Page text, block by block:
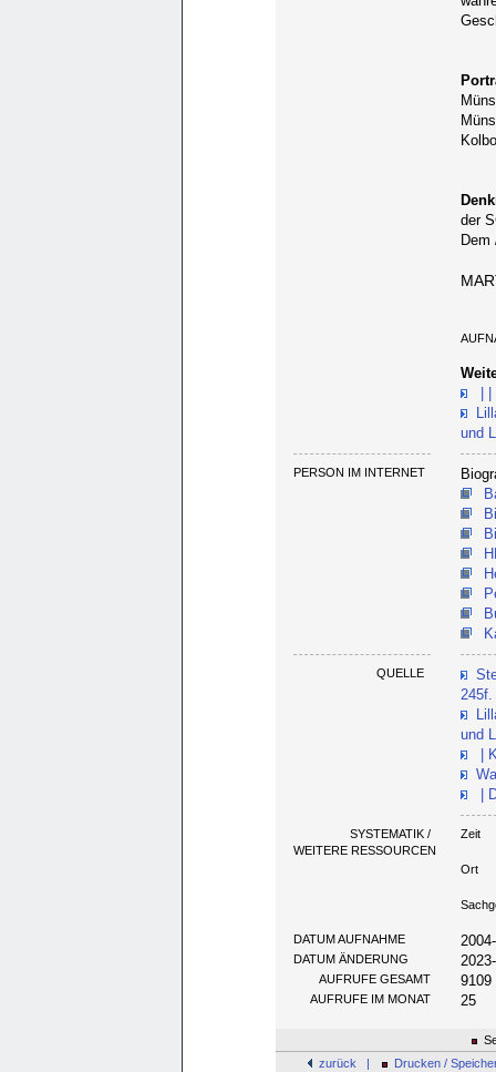
der
Dem
und
PERSON IM INTERNET
QUELLE
245f.
und
|
|
SYSTEMATIK /
WEITERE RESSOURCEN
Zeit
Ort
DATUM AUFNAHME
DATUM ÄNDERUNG
AUFRUFE GESAMT 9109
AUFRUFE IM MONAT 25
zurück |
Drucken /